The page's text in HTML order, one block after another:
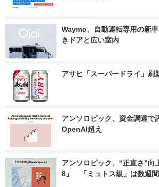
Waymo、自動運転専用の新
きドアと広い室内
アサヒ「スーパードライ」刷
アンソロピック、資金調達
OpenAI超え
アンソロピック、“正直さ”向
8」　「ミュトス級」は数週